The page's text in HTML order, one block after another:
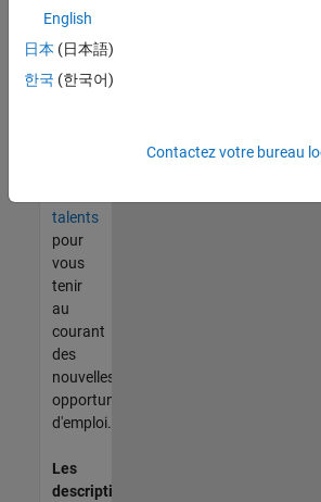
d'offre
corresponde
à vos
talents
pour
vous
tenir
au
courant
des
nouvelles
opportunités
d'emploi.
Les
descriptions
English
日本 (日本語)
한국 (한국어)
Contactez votre bureau